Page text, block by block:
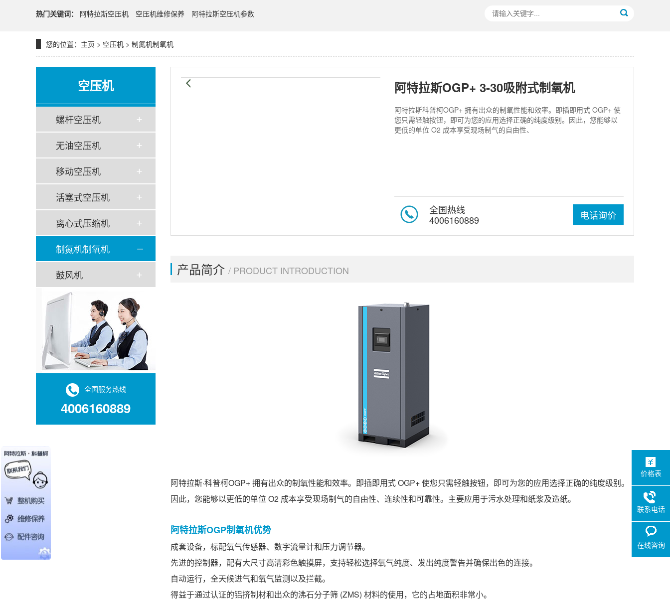
热门关键词： 阿特拉斯空压机 空压机维修保养 阿特拉斯空压机参数
您的位置： 主页 > 空压机 > 制氮机制氧机
空压机
螺杆空压机
无油空压机
移动空压机
活塞式空压机
离心式压缩机
制氮机制氧机
鼓风机
全国服务热线
4006160889
阿特拉斯OGP+ 3-30吸附式制氧机
阿特拉斯科普柯OGP+ 拥有出众的制氧性能和效率。即插即用式 OGP+ 使
您只需轻触按钮，即可为您的应用选择正确的纯度级别。因此，您能够以
更低的单位 O2 成本享受现场制气的自由性、
电话询价
全国热线
4006160889
产品简介 / PRODUCT INTRODUCTION
阿特拉斯·科普柯OGP+ 拥有出众的制氧性能和效率。即插即用式 OGP+ 使您只需轻触按钮，即可为您的应用选择正确的纯度级别。
因此，您能够以更低的单位 O2 成本享受现场制气的自由性、连续性和可靠性。主要应用于污水处理和纸浆及造纸。
阿特拉斯OGP制氧机优势
成套设备，标配氧气传感器、数字流量计和压力调节器。
先进的控制器，配有大尺寸高清彩色触摸屏，支持轻松选择氧气纯度、发出纯度警告并确保出色的连接。
自动运行，全天候进气和氧气监测以及拦截。
得益于通过认证的铝挤制材和出众的沸石分子筛 (ZMS) 材料的使用，它的占地面积非常小。
价格表
联系电话
在线咨询